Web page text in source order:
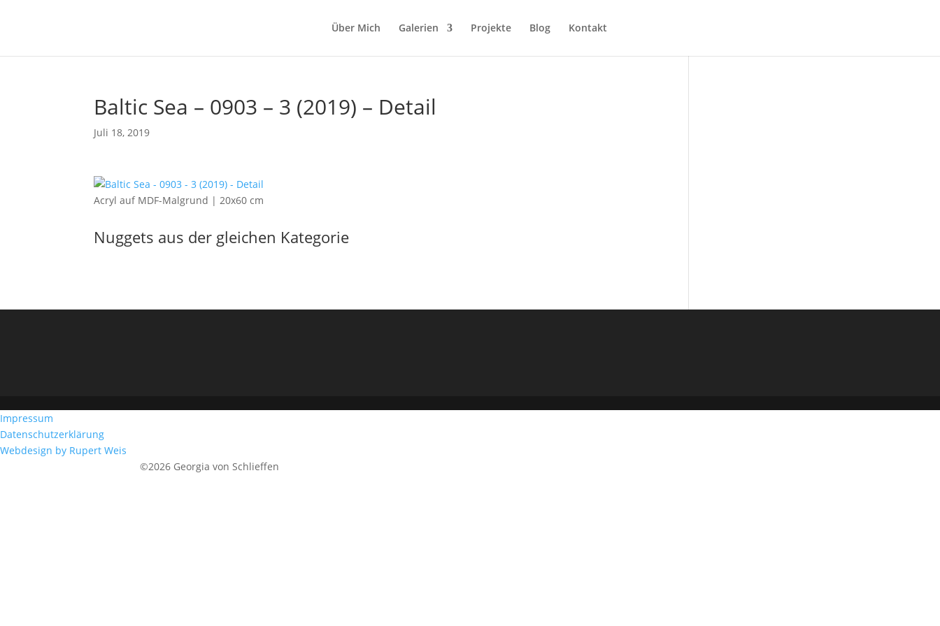
Über Mich Galerien Projekte Blog Kontakt
Baltic Sea – 0903 – 3 (2019) – Detail
Juli 18, 2019
Acryl auf MDF-Malgrund | 20x60 cm
Nuggets aus der gleichen Kategorie
Impressum
Datenschutzerklärung
Webdesign by Rupert Weis
©2026 Georgia von Schlieffen